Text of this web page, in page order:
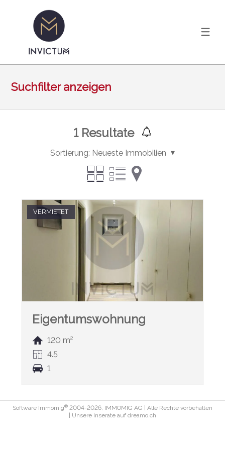
Suchfilter anzeigen
1Resultate
Sortierung: Neueste Immobilien
VERMIETET
Eigentumswohnung
120 m²
4.5
1
Software Immomig® 2004-2026, IMMOMIG AG | Alle Rechte vorbehalten
| Unsere Inserate auf dreamo.ch